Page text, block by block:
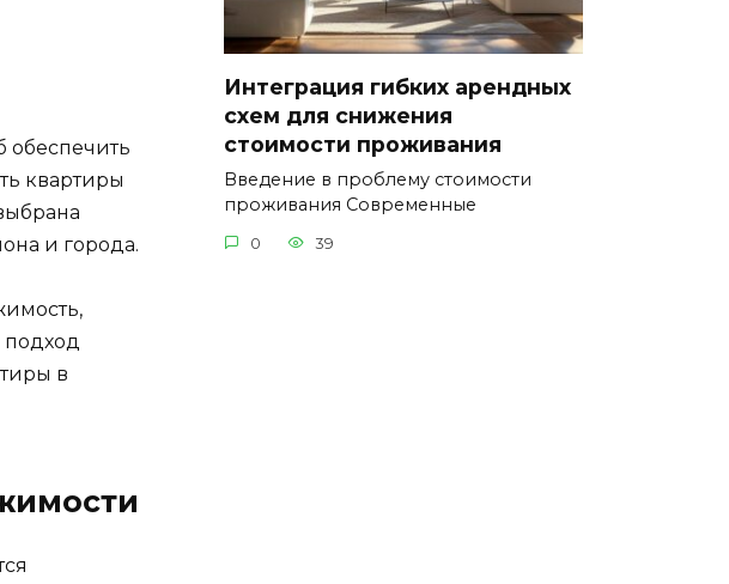
обеспечить
квартиры
и города.
подход
в
Интеграция гибких арендных
схем для снижения
стоимости проживания
Введение в проблему стоимости
проживания Современные
0 39